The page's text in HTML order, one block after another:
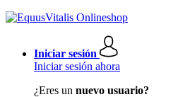
Iniciar sesión
Iniciar sesión ahora
¿Eres un nuevo usuario?